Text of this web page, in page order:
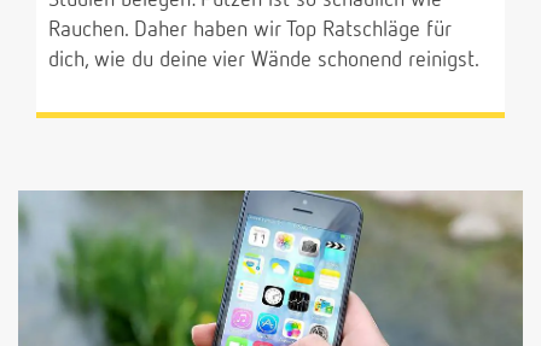
Rauchen. Daher haben wir Top Ratschläge für
dich, wie du deine vier Wände schonend reinigst.